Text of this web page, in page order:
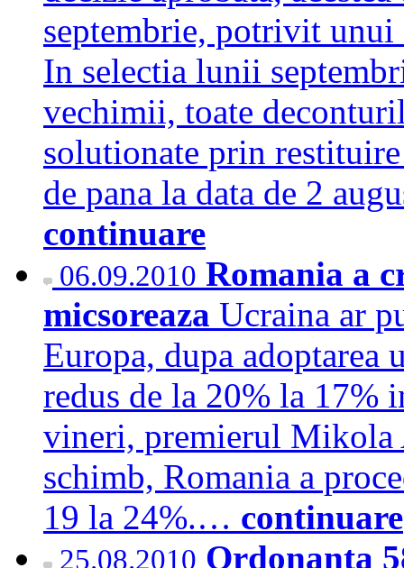
septembrie, potrivit
In selectia lunii
vechimii, toate
solutionate prin
de pana la data de 2
continuare
06.09.2010 Romania a
micsoreaza Ucraina ar
Europa, dupa
redus de la 20% la 17%
vineri, premierul Mikola
schimb, Romania a
19 la 24%.… continuare
25.08.2010 Ordonanta